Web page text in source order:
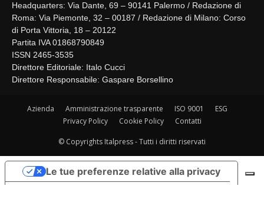
Headquarters: Via Dante, 69 – 90141 Palermo / Redazione di
Roma: Via Piemonte, 32 – 00187 / Redazione di Milano: Corso
di Porta Vittoria, 18 – 20122
Partita IVA 01868790849
ISSN 2465-3535
Direttore Editoriale: Italo Cucci
Direttore Responsabile: Gaspare Borsellino
Azienda Amministrazione trasparente ISO 9001
ESG
Privacy Policy
Cookie Policy Contatti
© Copyrights Italpress - Tutti i diritti riservati
Le tue preferenze relative alla privacy